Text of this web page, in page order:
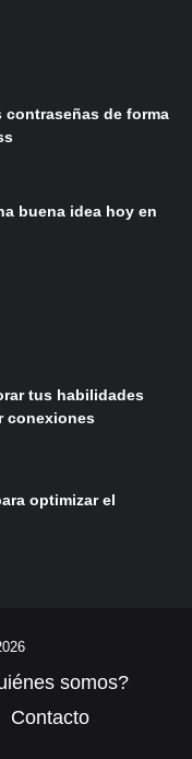
de forma
buena idea hoy en
tus habilidades
conexiones
optimizar el
somos?
Contacto